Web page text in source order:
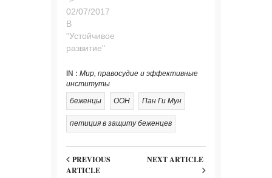
В
"Устойчивое
развитие"
IN : Мир, правосудие и эффективные
институты
беженцы
ООН Пан Ги Мун
петиция в защиту беженцев
PREVIOUS
ARTICLE
NEXT ARTICLE